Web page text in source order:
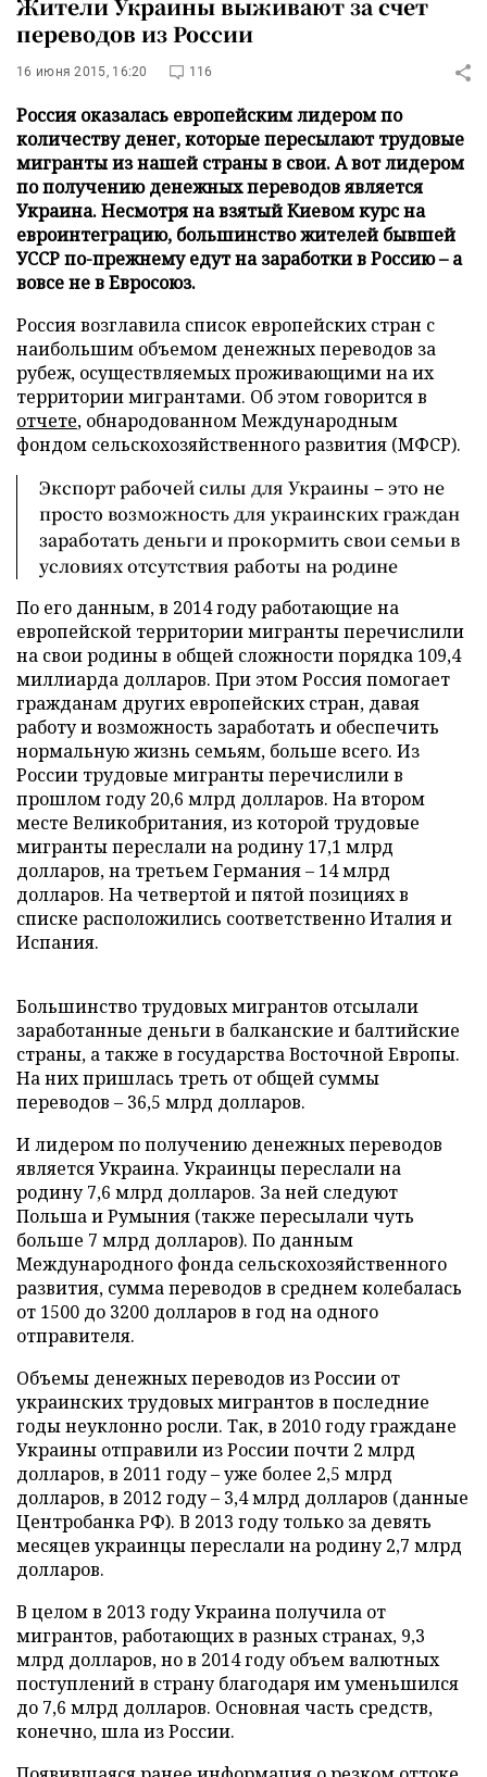
Жители Украины выживают за счет
переводов из России
16 июня 2015, 16:20 116
Россия оказалась европейским лидером по
количеству денег, которые пересылают трудовые
мигранты из нашей страны в свои. А вот лидером
по получению денежных переводов является
Украина. Несмотря на взятый Киевом курс на
евроинтеграцию, большинство жителей бывшей
УССР по-прежнему едут на заработки в Россию – а
вовсе не в Евросоюз.
Россия возглавила список европейских стран с
наибольшим объемом денежных переводов за
рубеж, осуществляемых проживающими на их
территории мигрантами. Об этом говорится в
отчете, обнародованном Международным
фондом сельскохозяйственного развития (МФСР).
Экспорт рабочей силы для Украины – это не
просто возможность для украинских граждан
заработать деньги и прокормить свои семьи в
условиях отсутствия работы на родине
По его данным, в 2014 году работающие на
европейской территории мигранты перечислили
на свои родины в общей сложности порядка 109,4
миллиарда долларов. При этом Россия помогает
гражданам других европейских стран, давая
работу и возможность заработать и обеспечить
нормальную жизнь семьям, больше всего. Из
России трудовые мигранты перечислили в
прошлом году 20,6 млрд долларов. На втором
месте Великобритания, из которой трудовые
мигранты переслали на родину 17,1 млрд
долларов, на третьем Германия – 14 млрд
долларов. На четвертой и пятой позициях в
списке расположились соответственно Италия и
Испания.
Большинство трудовых мигрантов отсылали
заработанные деньги в балканские и балтийские
страны, а также в государства Восточной Европы.
На них пришлась треть от общей суммы
переводов – 36,5 млрд долларов.
И лидером по получению денежных переводов
является Украина. Украинцы переслали на
родину 7,6 млрд долларов. За ней следуют
Польша и Румыния (также пересылали чуть
больше 7 млрд долларов). По данным
Международного фонда сельскохозяйственного
развития, сумма переводов в среднем колебалась
от 1500 до 3200 долларов в год на одного
отправителя.
Объемы денежных переводов из России от
украинских трудовых мигрантов в последние
годы неуклонно росли. Так, в 2010 году граждане
Украины отправили из России почти 2 млрд
долларов, в 2011 году – уже более 2,5 млрд
долларов, в 2012 году – 3,4 млрд долларов (данные
Центробанка РФ). В 2013 году только за девять
месяцев украинцы переслали на родину 2,7 млрд
долларов.
В целом в 2013 году Украина получила от
мигрантов, работающих в разных странах, 9,3
млрд долларов, но в 2014 году объем валютных
поступлений в страну благодаря им уменьшился
до 7,6 млрд долларов. Основная часть средств,
конечно, шла из России.